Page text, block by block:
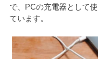
で、PCの充電器として
ています。